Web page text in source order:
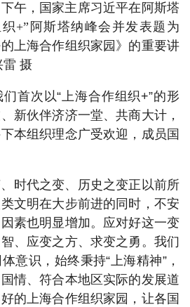
午，国家主席习近平在阿斯塔
+”阿斯塔纳峰会并发表题为
的上海合作组织家园》的重要讲
雷 摄
首次以“上海合作组织+”的形
新伙伴济济一堂、共商大计，
本组织理念广受欢迎，成员国
时代之变、历史之变正以前所
文明在大步前进的同时，不安
素也明显增加。应对好这一变
、应变之方、求变之勇。我们
意识，始终秉持“上海精神”，
情、符合本地区实际的发展道
的上海合作组织家园，让各国